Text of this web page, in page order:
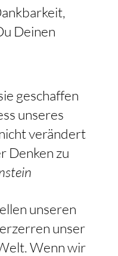
Deinen
geschaffen
unseres
verändert
Denken zu
unseren
unser
Wenn wir